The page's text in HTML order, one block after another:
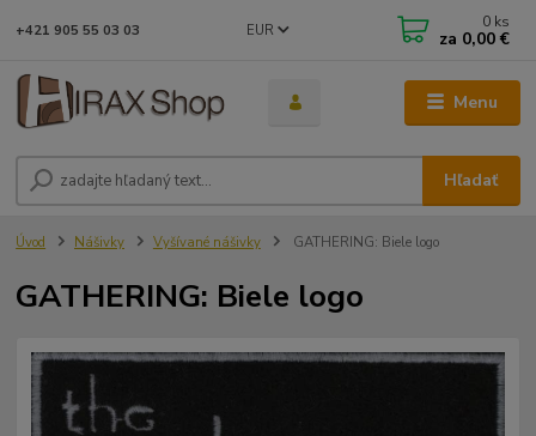
Menu
EUR
Hľadať
+421 905 55 03 03 0 ks
za 0,00 €
Úvod Nášivky Vyšívané nášivky GATHERING: Biele logo
GATHERING: Biele logo